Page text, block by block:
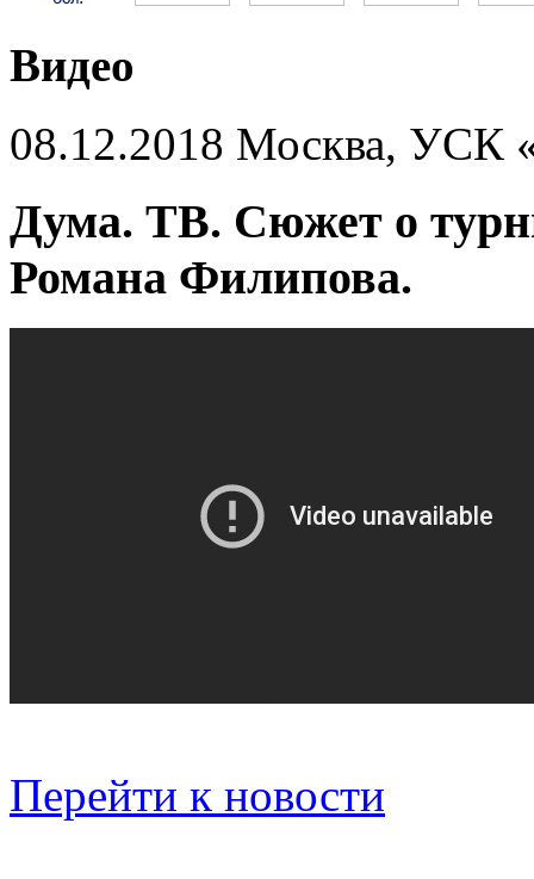
Видео
08.12.2018 Москва, УСК
Дума. ТВ. Сюжет о
Романа Филипова.
Перейти к новости